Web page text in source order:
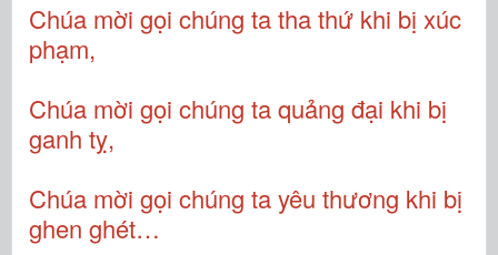
Chúa mời gọi chúng ta tha thứ khi bị xúc
phạm,
Chúa mời gọi chúng ta quảng đại khi bị
ganh tỵ,
Chúa mời gọi chúng ta yêu thương khi bị
ghen ghét…